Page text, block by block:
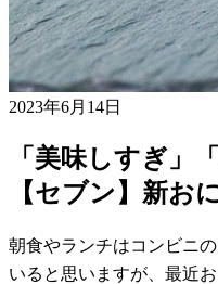
2023年6月14日
「美味しすぎ」
【セブン】新お
朝食やランチはコンビニ
いると思いますが、最近